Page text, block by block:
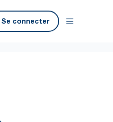
Se connecter